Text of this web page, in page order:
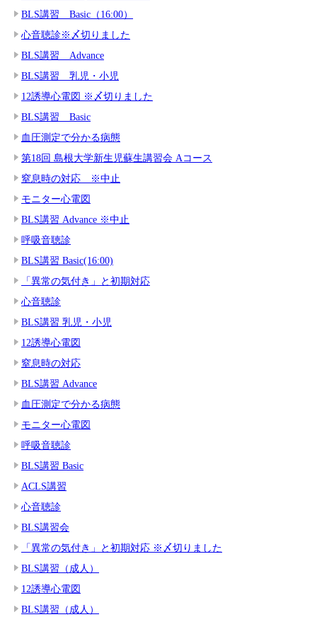
BLS講習 Basic（16:00）
心音聴診※〆切りました
BLS講習 Advance
BLS講習 乳児・小児
12誘導心電図 ※〆切りました
BLS講習 Basic
血圧測定で分かる病態
第18回 島根大学新生児蘇生講習会 Aコース
窒息時の対応 ※中止
モニター心電図
BLS講習 Advance ※中止
呼吸音聴診
BLS講習 Basic(16:00)
「異常の気付き」と初期対応
心音聴診
BLS講習 乳児・小児
12誘導心電図
窒息時の対応
BLS講習 Advance
血圧測定で分かる病態
モニター心電図
呼吸音聴診
BLS講習 Basic
ACLS講習
心音聴診
BLS講習会
「異常の気付き」と初期対応 ※〆切りました
BLS講習（成人）
12誘導心電図
BLS講習（成人）